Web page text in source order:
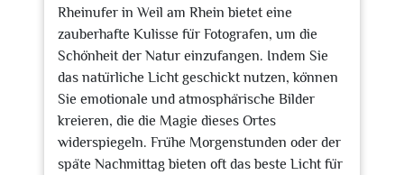
Rheinufer in Weil am Rhein bietet eine
zauberhafte Kulisse für Fotografen, um die
Schönheit der Natur einzufangen. Indem Sie
das natürliche Licht geschickt nutzen, können
Sie emotionale und atmosphärische Bilder
kreieren, die die Magie dieses Ortes
widerspiegeln. Frühe Morgenstunden oder der
späte Nachmittag bieten oft das beste Licht für